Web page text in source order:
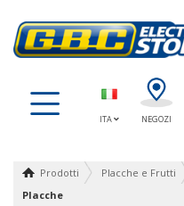
ITA NEGOZI
Prodotti Placche e Frutti
Placche